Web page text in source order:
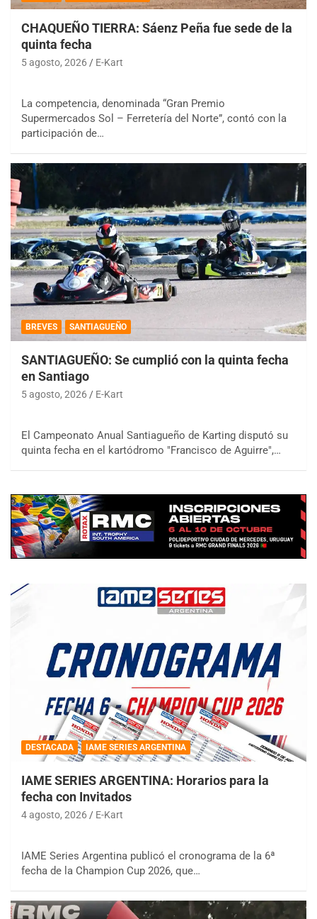
CHAQUEÑO TIERRA: Sáenz Peña fue sede de la
quinta fecha
5 agosto, 2026 E-Kart
La competencia, denominada “Gran Premio
Supermercados Sol – Ferretería del Norte”, contó con la
participación de…
BREVES SANTIAGUEÑO
SANTIAGUEÑO: Se cumplió con la quinta fecha
en Santiago
5 agosto, 2026 E-Kart
El Campeonato Anual Santiagueño de Karting disputó su
quinta fecha en el kartódromo "Francisco de Aguirre",…
DESTACADA IAME SERIES ARGENTINA
IAME SERIES ARGENTINA: Horarios para la
fecha con Invitados
4 agosto, 2026 E-Kart
IAME Series Argentina publicó el cronograma de la 6ª
fecha de la Champion Cup 2026, que…